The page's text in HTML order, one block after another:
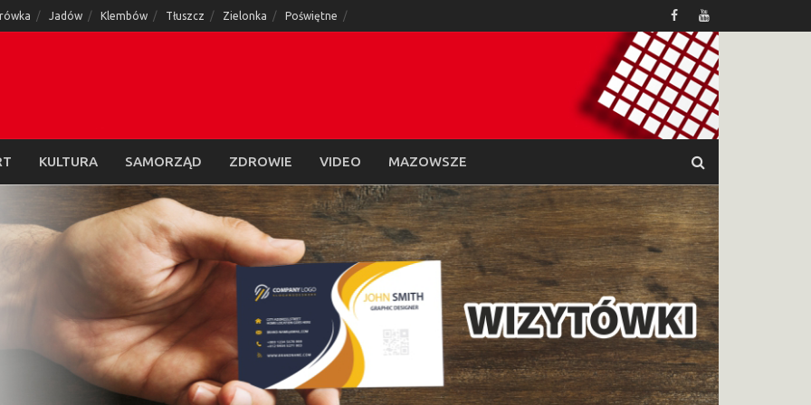
Jadów Klembów Tłuszcz Zielonka Poświętne
KULTURA SAMORZĄD ZDROWIE VIDEO MAZOWSZE